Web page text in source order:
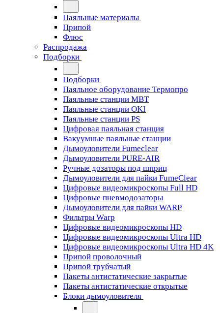
Паяльные материалы
Припой
Флюс
Распродажа
Подборки
Подборки
Паяльное оборудование Термопро
Паяльные станции MBT
Паяльные станции OKI
Паяльные станции PS
Цифровая паяльная станция
Вакуумные паяльные станции
Дымоуловители Fumeclear
Дымоуловители PURE-AIR
Ручные дозаторы под шприц
Дымоуловители для пайки FumeClear
Цифровые видеомикроскопы Full HD
Цифровые пневмодозаторы
Дымоуловители для пайки WARP
Фильтры Warp
Цифровые видеомикроскопы HD
Цифровые видеомикроскопы Ultra HD
Цифровые видеомикроскопы Ultra HD 4K
Припой проволочный
Припой трубчатый
Пакеты антистатические закрытые
Пакеты антистатические открытые
Блоки дымоуловителя